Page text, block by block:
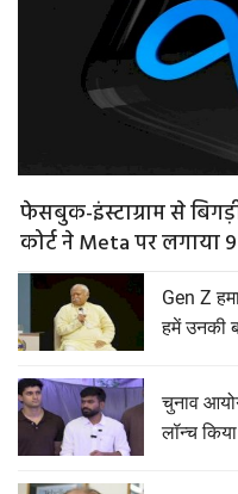
फेसबुक-इंस्टाग्राम से
कोर्ट ने Meta पर लगाया
Gen Z
हमें उनकी
चुनाव
लॉन्च